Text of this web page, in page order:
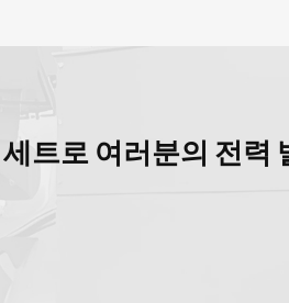
트로 여러분의 전력